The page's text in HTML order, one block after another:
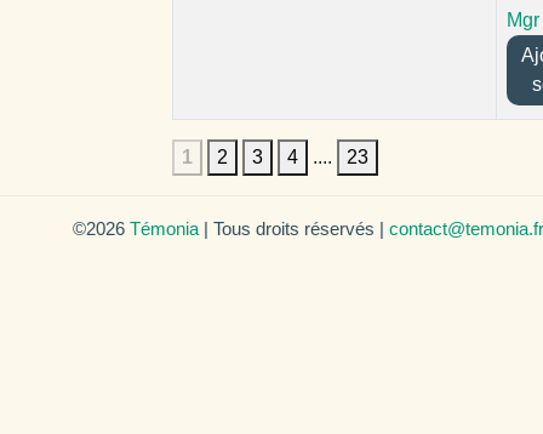
1 2 3 4 .... 23
©2026 Témonia | Tous droits réservés | contact@temonia.fr